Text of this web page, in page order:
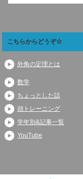
こちらからどうぞ☆
外角の定理とは
数学
ちょっとした話
頭トレーニング
学年別&記事一覧
YouTube